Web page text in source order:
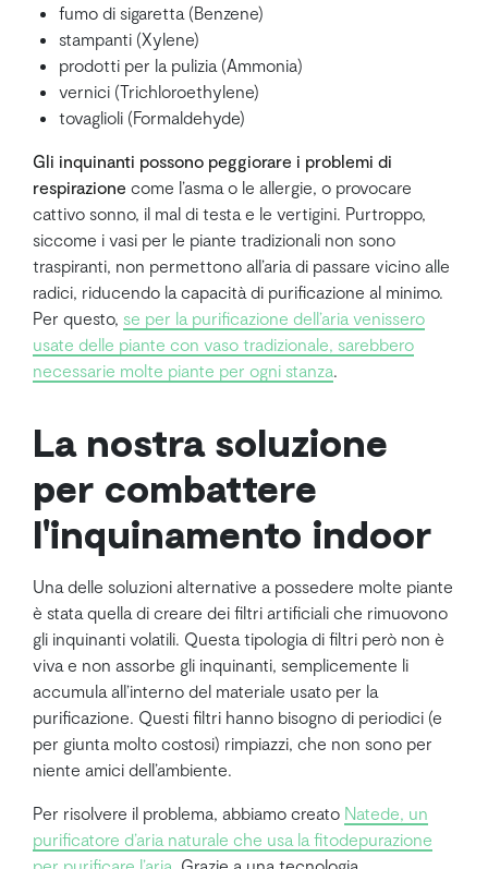
fumo di sigaretta (Benzene)
stampanti (Xylene)
prodotti per la pulizia (Ammonia)
vernici (Trichloroethylene)
tovaglioli (Formaldehyde)
Gli inquinanti possono peggiorare i problemi di
respirazione come l’asma o le allergie, o provocare
cattivo sonno, il mal di testa e le vertigini. Purtroppo,
siccome i vasi per le piante tradizionali non sono
traspiranti, non permettono all’aria di passare vicino alle
radici, riducendo la capacità di purificazione al minimo.
Per questo, se per la purificazione dell’aria venissero
usate delle piante con vaso tradizionale, sarebbero
necessarie molte piante per ogni stanza.
La nostra soluzione
per combattere
l'inquinamento indoor
Una delle soluzioni alternative a possedere molte piante
è stata quella di creare dei filtri artificiali che rimuovono
gli inquinanti volatili. Questa tipologia di filtri però non è
viva e non assorbe gli inquinanti, semplicemente li
accumula all’interno del materiale usato per la
purificazione. Questi filtri hanno bisogno di periodici (e
per giunta molto costosi) rimpiazzi, che non sono per
niente amici dell’ambiente.
Per risolvere il problema, abbiamo creato Natede, un
purificatore d’aria naturale che usa la fitodepurazione